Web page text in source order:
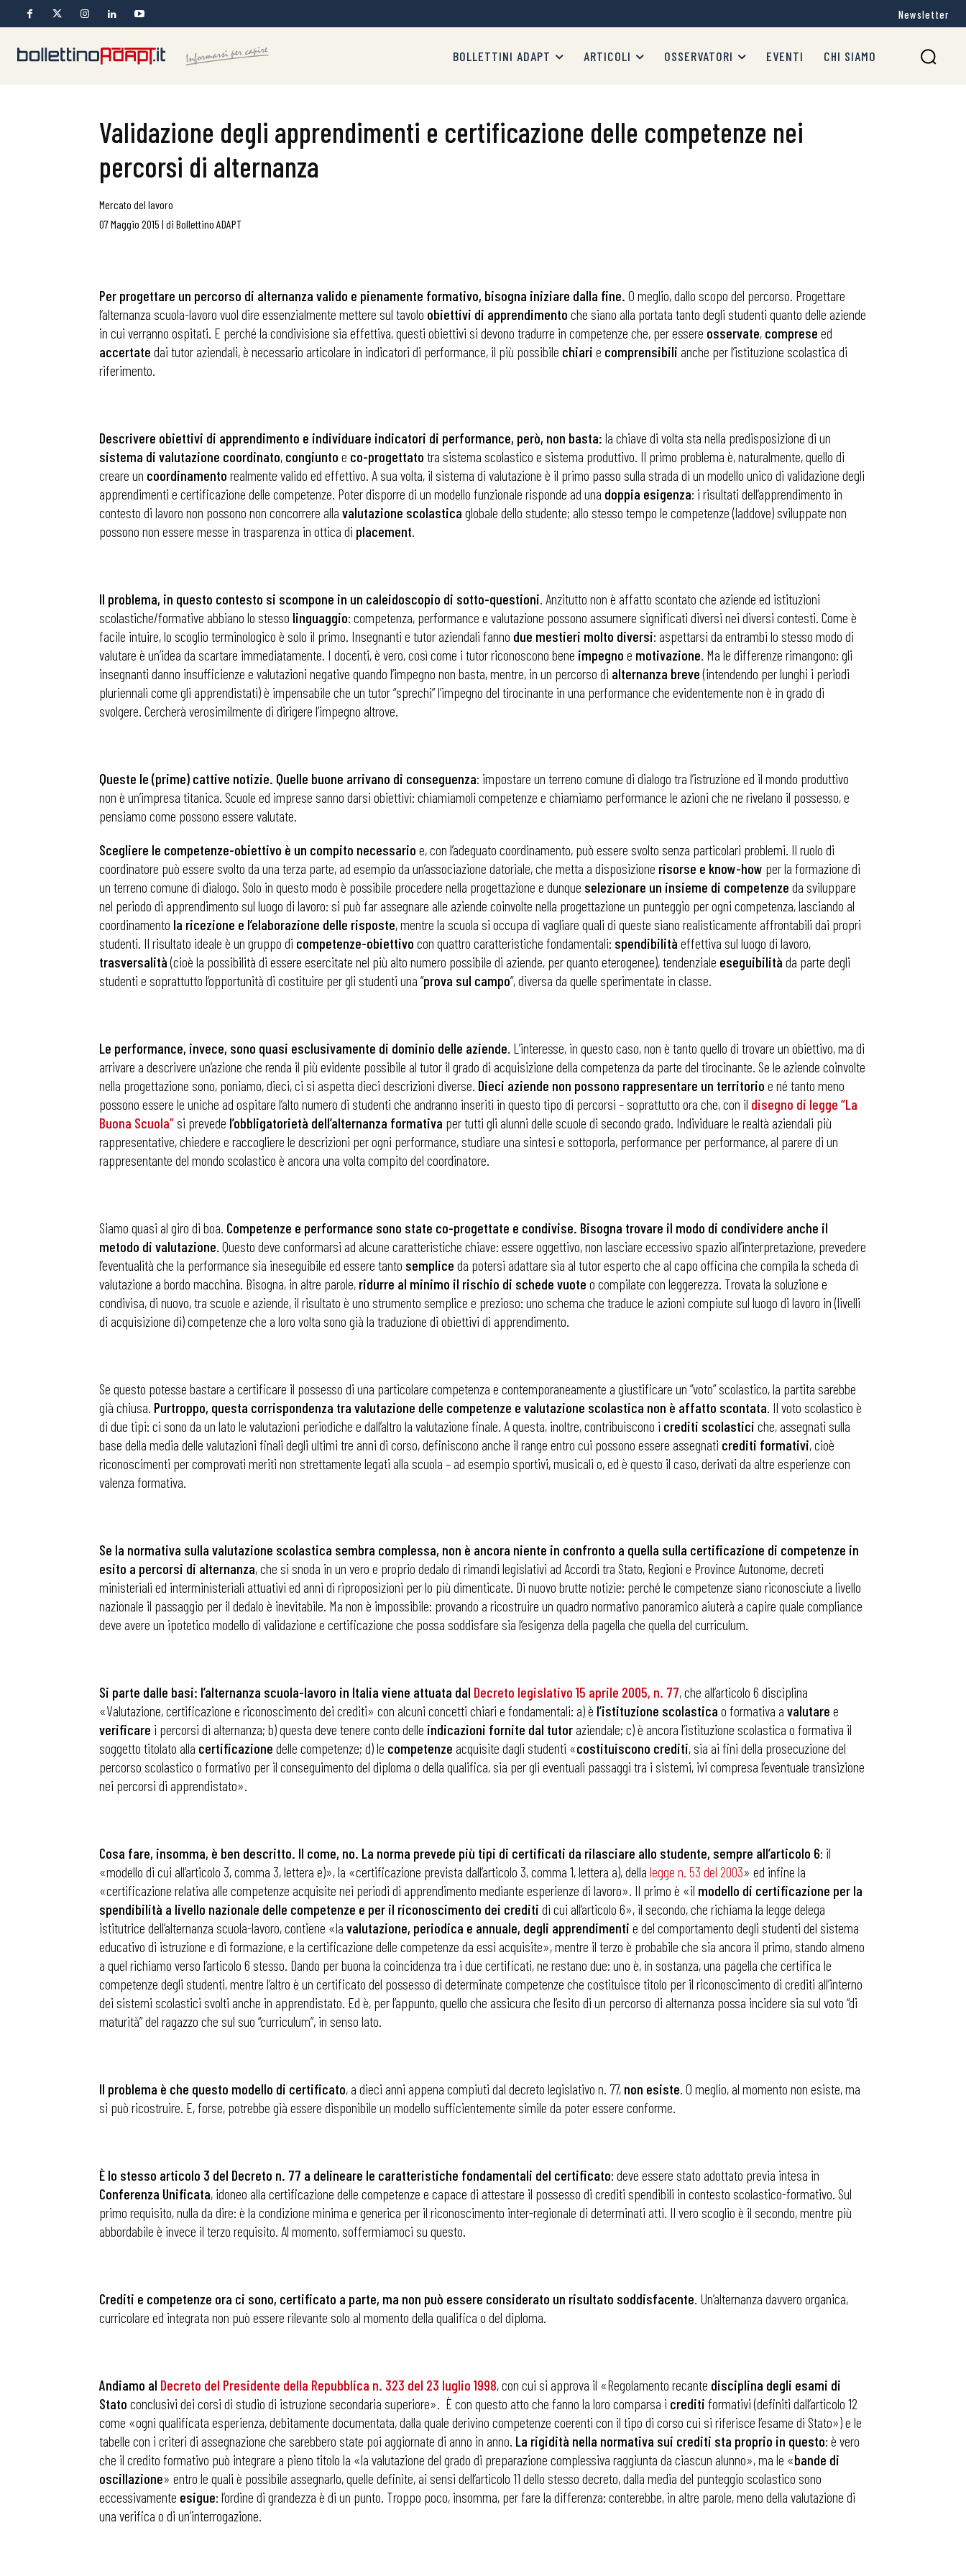
Bollettini ADAPT
Articoli
Eventi
Chi Siamo
Newsletter
BOLLETTINI ADAPT ARTICOLI OSSERVATORI EVENTI CHI SIAMO
Validazione degli apprendimenti e certificazione delle competenze nei
percorsi di alternanza
Mercato del lavoro
07 Maggio 2015 | di Bollettino ADAPT
Per progettare un percorso di alternanza valido e pienamente formativo, bisogna iniziare dalla fine. O meglio, dallo scopo del percorso. Progettare
l’alternanza scuola-lavoro vuol dire essenzialmente mettere sul tavolo obiettivi di apprendimento che siano alla portata tanto degli studenti quanto delle aziende
in cui verranno ospitati. E perché la condivisione sia effettiva, questi obiettivi si devono tradurre in competenze che, per essere osservate, comprese ed
accertate dai tutor aziendali, è necessario articolare in indicatori di performance, il più possibile chiari e comprensibili anche per l’istituzione scolastica di
riferimento.
Descrivere obiettivi di apprendimento e individuare indicatori di performance, però, non basta: la chiave di volta sta nella predisposizione di un
sistema di valutazione coordinato, congiunto e co-progettato tra sistema scolastico e sistema produttivo. Il primo problema è, naturalmente, quello di
creare un coordinamento realmente valido ed effettivo. A sua volta, il sistema di valutazione è il primo passo sulla strada di un modello unico di validazione degli
apprendimenti e certificazione delle competenze. Poter disporre di un modello funzionale risponde ad una doppia esigenza: i risultati dell’apprendimento in
contesto di lavoro non possono non concorrere alla valutazione scolastica globale dello studente; allo stesso tempo le competenze (laddove) sviluppate non
possono non essere messe in trasparenza in ottica di placement.
Il problema, in questo contesto si scompone in un caleidoscopio di sotto-questioni. Anzitutto non è affatto scontato che aziende ed istituzioni
scolastiche/formative abbiano lo stesso linguaggio: competenza, performance e valutazione possono assumere significati diversi nei diversi contesti. Come è
facile intuire, lo scoglio terminologico è solo il primo. Insegnanti e tutor aziendali fanno due mestieri molto diversi: aspettarsi da entrambi lo stesso modo di
valutare è un’idea da scartare immediatamente. I docenti, è vero, così come i tutor riconoscono bene impegno e motivazione. Ma le differenze rimangono: gli
insegnanti danno insufficienze e valutazioni negative quando l’impegno non basta, mentre, in un percorso di alternanza breve(intendendo per lunghi i periodi
pluriennali come gli apprendistati) è impensabile che un tutor “sprechi” l’impegno del tirocinante in una performance che evidentemente non è in grado di
svolgere. Cercherà verosimilmente di dirigere l’impegno altrove.
Queste le (prime) cattive notizie. Quelle buone arrivano di conseguenza: impostare un terreno comune di dialogo tra l’istruzione ed il mondo produttivo
non è un’impresa titanica. Scuole ed imprese sanno darsi obiettivi: chiamiamoli competenze e chiamiamo performance le azioni che ne rivelano il possesso, e
pensiamo come possono essere valutate.
Scegliere le competenze-obiettivo è un compito necessario e, con l’adeguato coordinamento, può essere svolto senza particolari problemi. Il ruolo di
coordinatore può essere svolto da una terza parte, ad esempio da un’associazione datoriale, che metta a disposizione risorse e know-how per la formazione di
un terreno comune di dialogo. Solo in questo modo è possibile procedere nella progettazione e dunque selezionare un insieme di competenze da sviluppare
nel periodo di apprendimento sul luogo di lavoro: si può far assegnare alle aziende coinvolte nella progettazione un punteggio per ogni competenza, lasciando al
coordinamento la ricezione e l’elaborazione delle risposte, mentre la scuola si occupa di vagliare quali di queste siano realisticamente affrontabili dai propri
studenti. Il risultato ideale è un gruppo di competenze-obiettivo con quattro caratteristiche fondamentali: spendibilità effettiva sul luogo di lavoro,
trasversalità(cioè la possibilità di essere esercitate nel più alto numero possibile di aziende, per quanto eterogenee), tendenziale eseguibilità da parte degli
studenti e soprattutto l’opportunità di costituire per gli studenti una “prova sul campo”, diversa da quelle sperimentate in classe.
Le performance, invece, sono quasi esclusivamente di dominio delle aziende. L’interesse, in questo caso, non è tanto quello di trovare un obiettivo, ma di
arrivare a descrivere un’azione che renda il più evidente possibile al tutor il grado di acquisizione della competenza da parte del tirocinante. Se le aziende coinvolte
nella progettazione sono, poniamo, dieci, ci si aspetta dieci descrizioni diverse. Dieci aziende non possono rappresentare un territorio e né tanto meno
possono essere le uniche ad ospitare l’alto numero di studenti che andranno inseriti in questo tipo di percorsi – soprattutto ora che, con il disegno di legge “La
Buona Scuola” si prevede l’obbligatorietà dell’alternanza formativa per tutti gli alunni delle scuole di secondo grado. Individuare le realtà aziendali più
rappresentative, chiedere e raccogliere le descrizioni per ogni performance, studiare una sintesi e sottoporla, performance per performance, al parere di un
rappresentante del mondo scolastico è ancora una volta compito del coordinatore.
Siamo quasi al giro di boa. Competenze e performance sono state co-progettate e condivise. Bisogna trovare il modo di condividere anche il
metodo di valutazione. Questo deve conformarsi ad alcune caratteristiche chiave: essere oggettivo, non lasciare eccessivo spazio all’interpretazione, prevedere
l’eventualità che la performance sia ineseguibile ed essere tanto semplice da potersi adattare sia al tutor esperto che al capo officina che compila la scheda di
valutazione a bordo macchina. Bisogna, in altre parole, ridurre al minimo il rischio di schede vuote o compilate con leggerezza. Trovata la soluzione e
condivisa, di nuovo, tra scuole e aziende, il risultato è uno strumento semplice e prezioso: uno schema che traduce le azioni compiute sul luogo di lavoro in (livelli
di acquisizione di) competenze che a loro volta sono già la traduzione di obiettivi di apprendimento.
Se questo potesse bastare a certificare il possesso di una particolare competenza e contemporaneamente a giustificare un “voto” scolastico, la partita sarebbe
già chiusa. Purtroppo, questa corrispondenza tra valutazione delle competenze e valutazione scolastica non è affatto scontata. Il voto scolastico è
di due tipi: ci sono da un lato le valutazioni periodiche e dall’altro la valutazione finale. A questa, inoltre, contribuiscono i crediti scolastici che, assegnati sulla
base della media delle valutazioni finali degli ultimi tre anni di corso, definiscono anche il range entro cui possono essere assegnati crediti formativi, cioè
riconoscimenti per comprovati meriti non strettamente legati alla scuola – ad esempio sportivi, musicali o, ed è questo il caso, derivati da altre esperienze con
valenza formativa.
Se la normativa sulla valutazione scolastica sembra complessa, non è ancora niente in confronto a quella sulla certificazione di competenze in
esito a percorsi di alternanza, che si snoda in un vero e proprio dedalo di rimandi legislativi ad Accordi tra Stato, Regioni e Province Autonome, decreti
ministeriali ed interministeriali attuativi ed anni di riproposizioni per lo più dimenticate. Di nuovo brutte notizie: perché le competenze siano riconosciute a livello
nazionale il passaggio per il dedalo è inevitabile. Ma non è impossibile: provando a ricostruire un quadro normativo panoramico aiuterà a capire quale compliance
deve avere un ipotetico modello di validazione e certificazione che possa soddisfare sia l’esigenza della pagella che quella del curriculum.
Si parte dalle basi: l’alternanza scuola-lavoro in Italia viene attuata dal Decreto legislativo 15 aprile 2005, n. 77, che all’articolo 6 disciplina
«Valutazione, certificazione e riconoscimento dei crediti» con alcuni concetti chiari e fondamentali: a) è l’istituzione scolastica o formativa a valutare e
verificare i percorsi di alternanza; b) questa deve tenere conto delle indicazioni fornite dal tutor aziendale; c) è ancora l’istituzione scolastica o formativa il
soggetto titolato alla certificazione delle competenze; d) le competenze acquisite dagli studenti «costituiscono crediti, sia ai fini della prosecuzione del
percorso scolastico o formativo per il conseguimento del diploma o della qualifica, sia per gli eventuali passaggi tra i sistemi, ivi compresa l’eventuale transizione
nei percorsi di apprendistato».
Cosa fare, insomma, è ben descritto. Il come, no. La norma prevede più tipi di certificati da rilasciare allo studente, sempre all’articolo 6: il
«modello di cui all’articolo 3, comma 3, lettera e)», la «certificazione prevista dall’articolo 3, comma 1, lettera a), della legge n. 53 del 2003» ed infine la
«certificazione relativa alle competenze acquisite nei periodi di apprendimento mediante esperienze di lavoro». Il primo è «il modello di certificazione per la
spendibilità a livello nazionale delle competenze e per il riconoscimento dei crediti di cui all’articolo 6», il secondo, che richiama la legge delega
istitutrice dell’alternanza scuola-lavoro, contiene «la valutazione, periodica e annuale, degli apprendimenti e del comportamento degli studenti del sistema
educativo di istruzione e di formazione, e la certificazione delle competenze da essi acquisite», mentre il terzo è probabile che sia ancora il primo, stando almeno
a quel richiamo verso l’articolo 6 stesso. Dando per buona la coincidenza tra i due certificati, ne restano due: uno è, in sostanza, una pagella che certifica le
competenze degli studenti, mentre l’altro è un certificato del possesso di determinate competenze che costituisce titolo per il riconoscimento di crediti all’interno
dei sistemi scolastici svolti anche in apprendistato. Ed è, per l’appunto, quello che assicura che l’esito di un percorso di alternanza possa incidere sia sul voto “di
maturità” del ragazzo che sul suo “curriculum”, in senso lato.
Il problema è che questo modello di certificato, a dieci anni appena compiuti dal decreto legislativo n. 77, non esiste. O meglio, al momento non esiste, ma
si può ricostruire. E, forse, potrebbe già essere disponibile un modello sufficientemente simile da poter essere conforme.
È lo stesso articolo 3 del Decreto n. 77 a delineare le caratteristiche fondamentali del certificato: deve essere stato adottato previa intesa in
Conferenza Unificata, idoneo alla certificazione delle competenze e capace di attestare il possesso di crediti spendibili in contesto scolastico-formativo. Sul
primo requisito, nulla da dire: è la condizione minima e generica per il riconoscimento inter-regionale di determinati atti. Il vero scoglio è il secondo, mentre più
abbordabile è invece il terzo requisito. Al momento, soffermiamoci su questo.
Crediti e competenze ora ci sono, certificato a parte, ma non può essere considerato un risultato soddisfacente. Un’alternanza davvero organica,
curricolare ed integrata non può essere rilevante solo al momento della qualifica o del diploma.
Andiamo al Decreto del Presidente della Repubblica n. 323 del 23 luglio 1998, con cui si approva il «Regolamento recante disciplina degli esami di
Stato conclusivi dei corsi di studio di istruzione secondaria superiore». È con questo atto che fanno la loro comparsa i crediti formativi (definiti dall’articolo 12
come «ogni qualificata esperienza, debitamente documentata, dalla quale derivino competenze coerenti con il tipo di corso cui si riferisce l’esame di Stato») e le
tabelle con i criteri di assegnazione che sarebbero state poi aggiornate di anno in anno. La rigidità nella normativa sui crediti sta proprio in questo: è vero
che il credito formativo può integrare a pieno titolo la «la valutazione del grado di preparazione complessiva raggiunta da ciascun alunno», ma le «bande di
oscillazione» entro le quali è possibile assegnarlo, quelle definite, ai sensi dell’articolo 11 dello stesso decreto, dalla media del punteggio scolastico sono
eccessivamente esigue: l’ordine di grandezza è di un punto. Troppo poco, insomma, per fare la differenza: conterebbe, in altre parole, meno della valutazione di
una verifica o di un’interrogazione.